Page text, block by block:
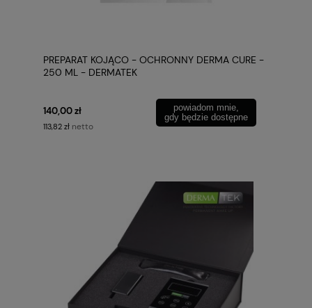
PREPARAT KOJĄCO - OCHRONNY DERMA CURE -
250 ML - DERMATEK
140,00 zł
113,82 zł netto
powiadom mnie,
gdy będzie dostępne